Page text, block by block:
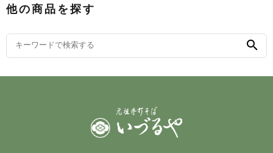
0120-310-638
受付時間
11:00 ~ 18:00【水曜定休】
mail_outline お問い合わせ
他の商品を探す
search